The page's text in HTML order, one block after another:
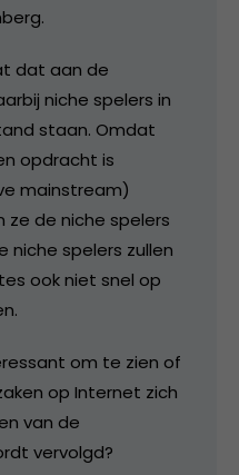
dat aan de
niche spelers in
staan. Omdat
opdracht is
mainstream)
ze de niche spelers
niche spelers zullen
ook niet snel op
om te zien of
op Internet zich
van de
vervolgd?